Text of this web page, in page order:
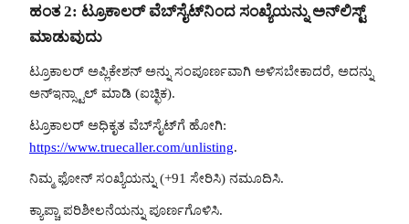
ಹಂತ 2: ಟ್ರೂಕಾಲರ್ ವೆಬ್‌ಸೈಟ್‌ನಿಂದ ಸಂಖ್ಯೆಯನ್ನು ಅನ್‌ಲಿಸ್ಟ್
ಮಾಡುವುದು
ಟ್ರೂಕಾಲರ್ ಅಪ್ಲಿಕೇಶನ್ ಅನ್ನು ಸಂಪೂರ್ಣವಾಗಿ ಅಳಿಸಬೇಕಾದರೆ, ಅದನ್ನು
ಅನ್‌ಇನ್ಸ್ಟಾಲ್ ಮಾಡಿ (ಐಚ್ಛಿಕ).
ಟ್ರೂಕಾಲರ್ ಅಧಿಕೃತ ವೆಬ್‌ಸೈಟ್‌ಗೆ ಹೋಗಿ:
https://www.truecaller.com/unlisting.
ನಿಮ್ಮ ಫೋನ್ ಸಂಖ್ಯೆಯನ್ನು (+91 ಸೇರಿಸಿ) ನಮೂದಿಸಿ.
ಕ್ಯಾಪ್ಚಾ ಪರಿಶೀಲನೆಯನ್ನು ಪೂರ್ಣಗೊಳಿಸಿ.